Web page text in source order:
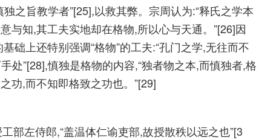
之旨教学者”[25],以救其弊。宗周认为:“释氏之学本
与知,其工夫实地却在格物,所以心与天通。”[26]因
础上还特别强调“格物”的工夫:“孔门之学,无往而不
处”[28],慎独是格物的内容,“独者物之本,而慎独者,格
,而不知即格致之功也。”[29]
部左侍郎,“盖温体仁谕吏部,故授散秩以远之也”[3